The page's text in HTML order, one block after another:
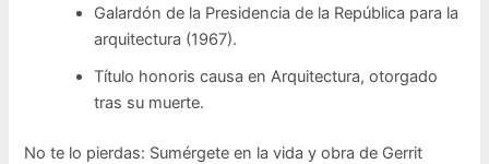
Galardón de la Presidencia de la República para la
arquitectura (1967).
Título honoris causa en Arquitectura, otorgado
tras su muerte.
No te lo pierdas: Sumérgete en la vida y obra de Gerrit